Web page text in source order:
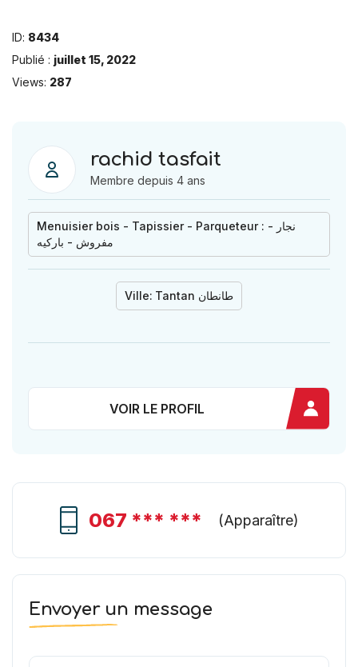
ID: 8434
Publié : juillet 15, 2022
Views: 287
rachid tasfait
Membre depuis 4 ans
Menuisier bois - Tapissier - Parqueteur : نجار -
مفروش - باركيه
Ville: Tantan طانطان
VOIR LE PROFIL
067 *** *** (Apparaître)
Envoyer un message